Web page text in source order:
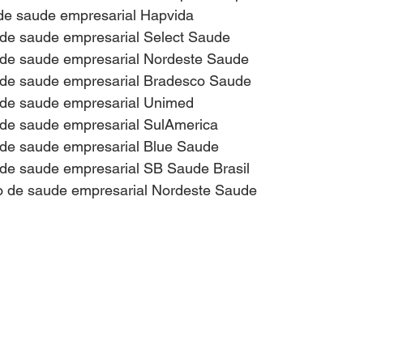
Cotação Planos de Saude
Contratar Planos Empresariais
30 a 199 Pessoas Contratar Planos de Saude Empresas
saude empresarial Hapvida
saude empresarial Select Saude
saude empresarial Nordeste Saude
saude empresarial Bradesco Saude
saude empresarial Unimed
saude empresarial SulAmerica
saude empresarial Blue Saude
saude empresarial SB Saude Brasil
de saude empresarial Nordeste Saude